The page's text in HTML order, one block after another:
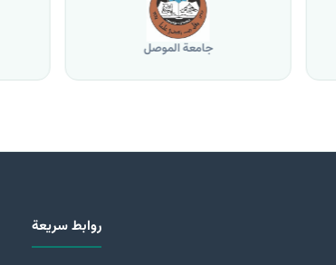
جامعة الموصل
روابط سريعة